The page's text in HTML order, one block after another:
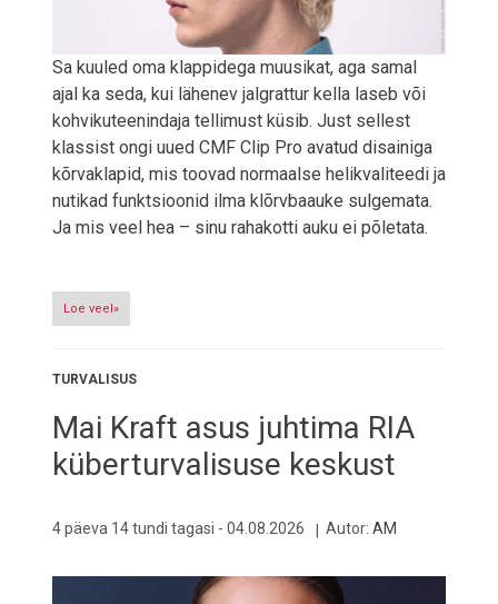
Sa kuuled oma klappidega muusikat, aga samal
ajal ka seda, kui lähenev jalgrattur kella laseb või
kohvikuteenindaja tellimust küsib. Just sellest
klassist ongi uued CMF Clip Pro avatud disainiga
kõrvaklapid, mis toovad normaalse helikvaliteedi ja
nutikad funktsioonid ilma klõrvbaauke sulgemata.
Ja mis veel hea – sinu rahakotti auku ei põletata.
Loe veel»
TURVALISUS
Mai Kraft asus juhtima RIA
küberturvalisuse keskust
4 päeva 14 tundi tagasi - 04.08.2026 Autor: AM